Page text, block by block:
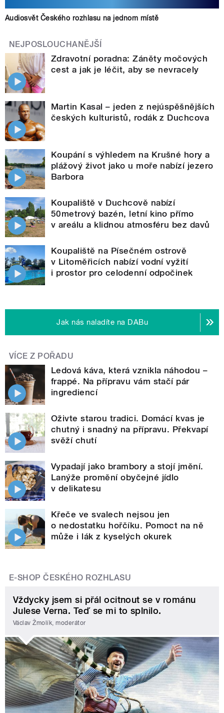
Audiosvět Českého rozhlasu na jednom místě
NEJPOSLOUCHANĚJŠÍ
Zdravotní poradna: Záněty močových
cest a jak je léčit, aby se nevracely
Martin Kasal – jeden z nejúspěšnějších
českých kulturistů, rodák z Duchcova
Koupání s výhledem na Krušné hory a
plážový život jako u moře nabízí jezero
Barbora
Koupaliště v Duchcově nabízí
50metrový bazén, letní kino přímo
v areálu a klidnou atmosféru bez davů
Koupaliště na Písečném ostrově
v Litoměřicích nabízí vodní vyžití
i prostor pro celodenní odpočinek
Jak nás naladíte na DABu
VÍCE Z POŘADU
Ledová káva, která vznikla náhodou –
frappé. Na přípravu vám stačí pár
ingrediencí
Oživte starou tradici. Domácí kvas je
chutný i snadný na přípravu. Překvapí
svěží chutí
Vypadají jako brambory a stojí jmění.
Lanýže promění obyčejné jídlo
v delikatesu
Křeče ve svalech nejsou jen
o nedostatku hořčíku. Pomoct na ně
může i lák z kyselých okurek
E-SHOP ČESKÉHO ROZHLASU
Vždycky jsem si přál ocitnout se v románu
Julese Verna. Teď se mi to splnilo.
Václav Žmolík, moderátor